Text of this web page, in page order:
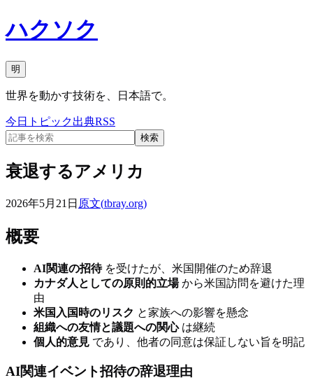
ハクソク
明
世界を動かす技術を、日本語で。
今日 トピック出典RSS
検索
衰退するアメリカ
2026年5月21日 原文(tbray.org)
概要
AI関連の招待を受けたが、米国開催のため辞退
カナダ人としての原則的立場から米国訪問を避けた理
由
米国入国時のリスク と家族への影響を懸念
組織への友情と議題への関心は継続
個人的意見 であり、他者の同意は保証しない旨を明記
AI関連イベント招待の辞退理由